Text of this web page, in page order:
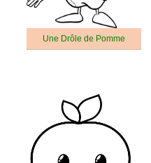
Une Drôle de Pomme